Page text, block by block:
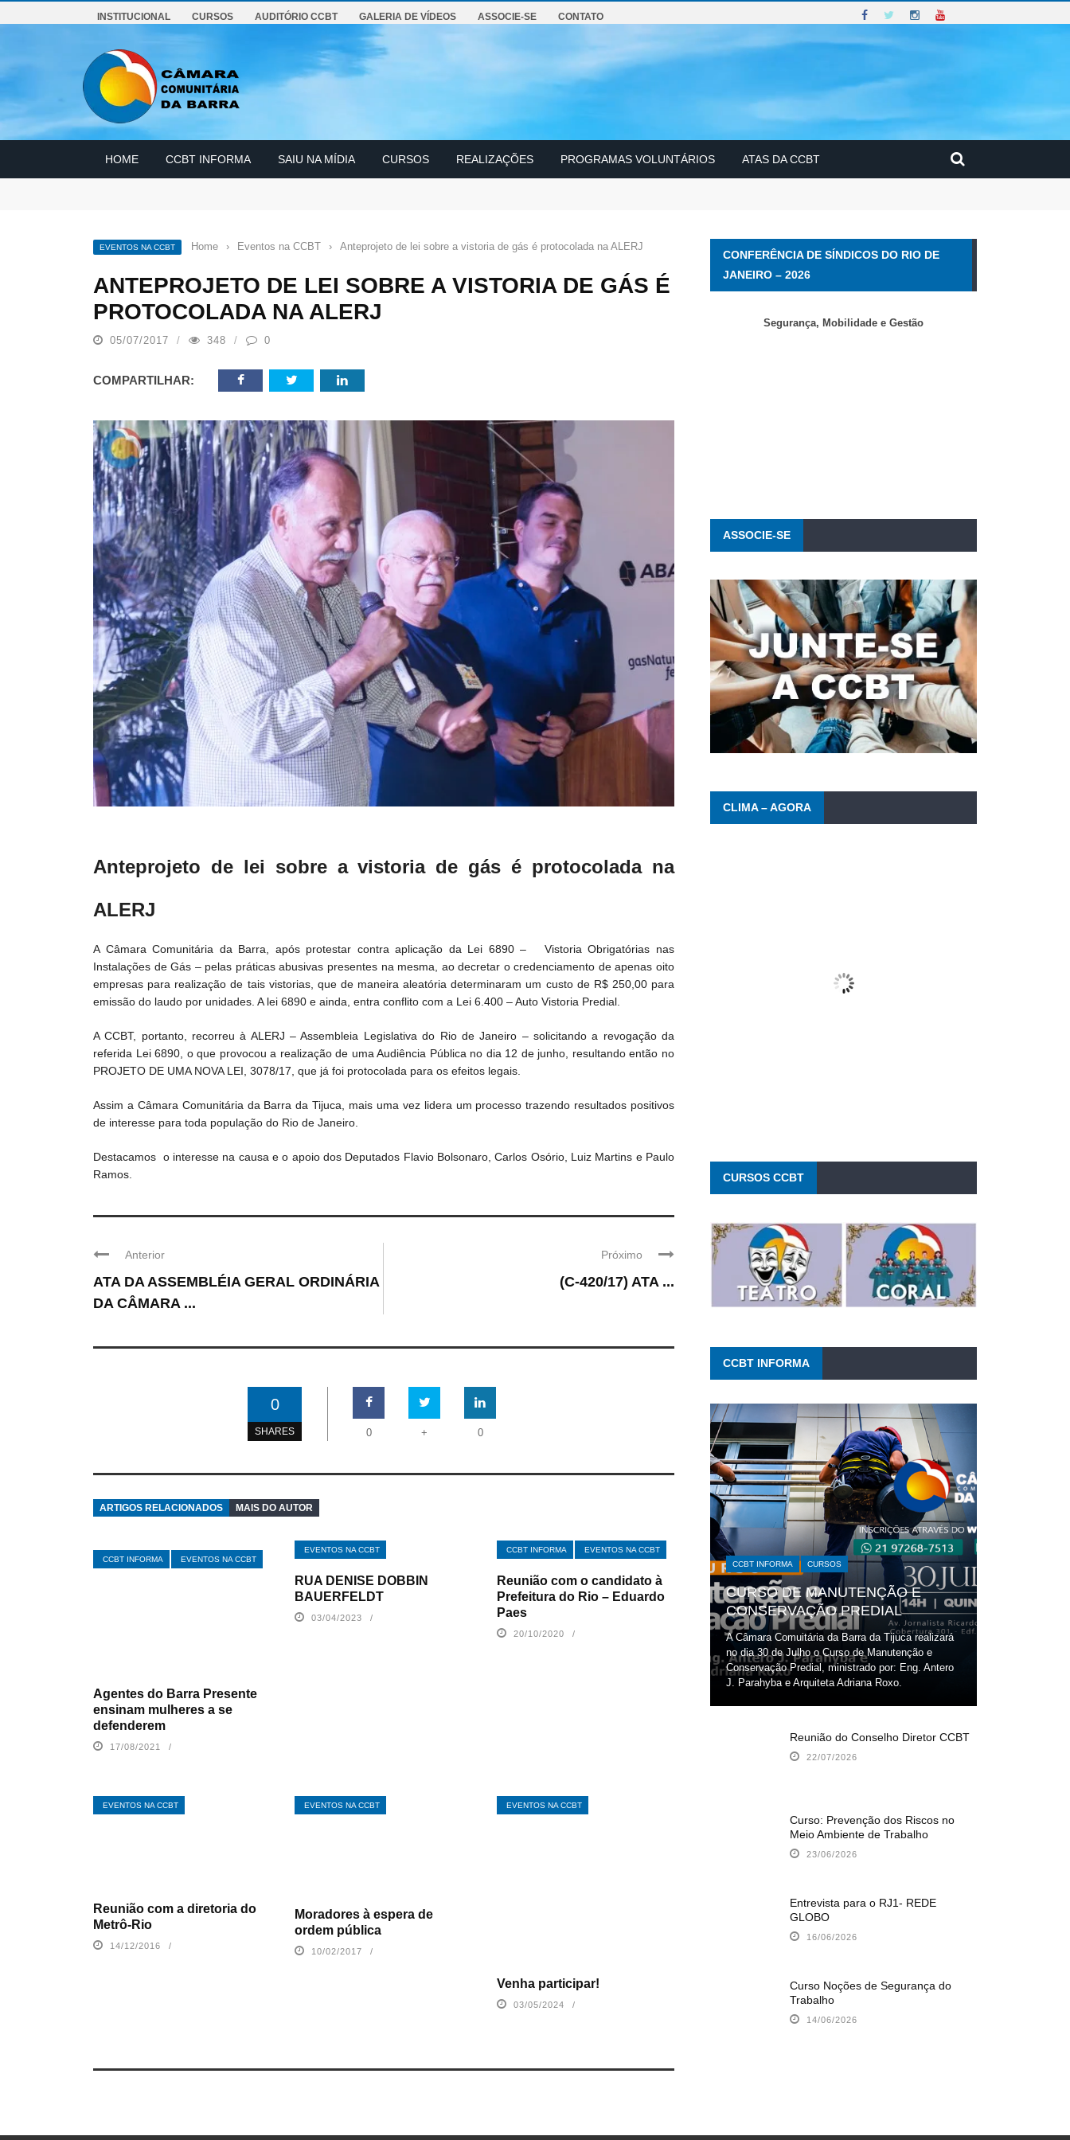
INSTITUCIONAL CURSOS AUDITÓRIO CCBT GALERIA DE VÍDEOS ASSOCIE-SE CONTATO
HOME CCBT INFORMA SAIU NA MÍDIA CURSOS REALIZAÇÕES PROGRAMAS VOLUNTÁRIOS ATAS DA CCBT
EVENTOS NA CCBT Home › Eventos na CCBT › Anteprojeto de lei sobre a vistoria de gás é protocolada na ALERJ
ANTEPROJETO DE LEI SOBRE A VISTORIA DE GÁS É
PROTOCOLADA NA ALERJ
05/07/2017 348 0
COMPARTILHAR:
Anteprojeto de lei sobre a vistoria de gás é protocolada na
ALERJ
A Câmara Comunitária da Barra, após protestar contra aplicação da Lei 6890 – Vistoria Obrigatórias nas
Instalações de Gás – pelas práticas abusivas presentes na mesma, ao decretar o credenciamento de apenas oito
empresas para realização de tais vistorias, que de maneira aleatória determinaram um custo de R$ 250,00 para
emissão do laudo por unidades. A lei 6890 e ainda, entra conflito com a Lei 6.400 – Auto Vistoria Predial.
A CCBT, portanto, recorreu à ALERJ – Assembleia Legislativa do Rio de Janeiro – solicitando a revogação da
referida Lei 6890, o que provocou a realização de uma Audiência Pública no dia 12 de junho, resultando então no
PROJETO DE UMA NOVA LEI, 3078/17, que já foi protocolada para os efeitos legais.
Assim a Câmara Comunitária da Barra da Tijuca, mais uma vez lidera um processo trazendo resultados positivos
de interesse para toda população do Rio de Janeiro.
Destacamos o interesse na causa e o apoio dos Deputados Flavio Bolsonaro, Carlos Osório, Luiz Martins e Paulo
Ramos.
Anterior
ATA DA ASSEMBLÉIA GERAL ORDINÁRIA
DA CÂMARA ...
Próximo
(C-420/17) ATA ...
0
SHARES 0 + 0
ARTIGOS RELACIONADOS MAIS DO AUTOR
CCBT INFORMA EVENTOS NA CCBT
Agentes do Barra Presente
ensinam mulheres a se
defenderem
17/08/2021
EVENTOS NA CCBT
RUA DENISE DOBBIN
BAUERFELDT
03/04/2023
CCBT INFORMA EVENTOS NA CCBT
Reunião com o candidato à
Prefeitura do Rio – Eduardo
Paes
20/10/2020
EVENTOS NA CCBT
Reunião com a diretoria do
Metrô-Rio
14/12/2016
EVENTOS NA CCBT
Moradores à espera de
ordem pública
10/02/2017
EVENTOS NA CCBT
Venha participar!
03/05/2024
CONFERÊNCIA DE SÍNDICOS DO RIO DE
JANEIRO – 2026
Segurança, Mobilidade e Gestão
ASSOCIE-SE
CLIMA – AGORA
Wind Gust:
CURSOS CCBT
CCBT INFORMA
CCBT INFORMA CURSOS
CURSO DE MANUTENÇÃO E
CONSERVAÇÃO PREDIAL
A Câmara Comuitária da Barra da Tijuca realizará
no dia 30 de Julho o Curso de Manutenção e
Conservação Predial, ministrado por: Eng. Antero
J. Parahyba e Arquiteta Adriana Roxo.
Reunião do Conselho Diretor CCBT
22/07/2026
Curso: Prevenção dos Riscos no
Meio Ambiente de Trabalho
23/06/2026
Entrevista para o RJ1- REDE
GLOBO
16/06/2026
Curso Noções de Segurança do
Trabalho
14/06/2026